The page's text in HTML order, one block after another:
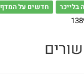
בלייכר חדשים על המדף